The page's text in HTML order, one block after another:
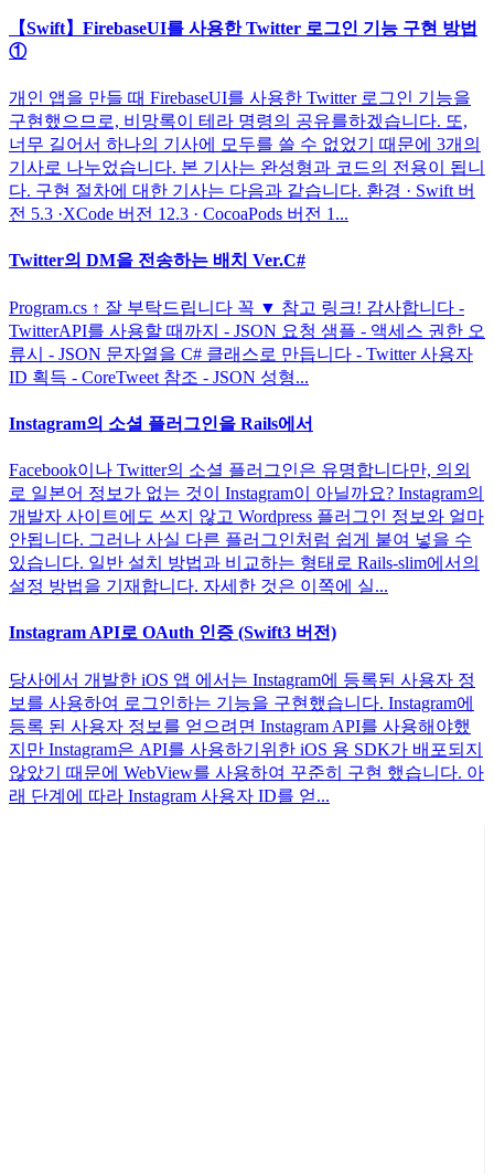
【Swift】FirebaseUI를 사용한 Twitter 로그인 기능 구현 방법
①
개인 앱을 만들 때 FirebaseUI를 사용한 Twitter 로그인 기능을
구현했으므로, 비망록이 테라 명령의 공유를하겠습니다. 또,
너무 길어서 하나의 기사에 모두를 쓸 수 없었기 때문에 3개의
기사로 나누었습니다. 본 기사는 완성형과 코드의 전용이 됩니
다. 구현 절차에 대한 기사는 다음과 같습니다. 환경 · Swift 버
전 5.3 ·XCode 버전 12.3 · CocoaPods 버전 1...
Twitter의 DM을 전송하는 배치 Ver.C#
Program.cs ↑ 잘 부탁드립니다 꼭 ▼ 참고 링크! 감사합니다 -
TwitterAPI를 사용할 때까지 - JSON 요청 샘플 - 액세스 권한 오
류시 - JSON 문자열을 C# 클래스로 만듭니다 - Twitter 사용자
ID 획득 - CoreTweet 참조 - JSON 성형...
Instagram의 소셜 플러그인을 Rails에서
Facebook이나 Twitter의 소셜 플러그인은 유명합니다만, 의외
로 일본어 정보가 없는 것이 Instagram이 아닐까요? Instagram의
개발자 사이트에도 쓰지 않고 Wordpress 플러그인 정보와 얼마
안됩니다. 그러나 사실 다른 플러그인처럼 쉽게 붙여 넣을 수
있습니다. 일반 설치 방법과 비교하는 형태로 Rails-slim에서의
설정 방법을 기재합니다. 자세한 것은 이쪽에 실...
Instagram API로 OAuth 인증 (Swift3 버전)
당사에서 개발한 iOS 앱 에서는 Instagram에 등록된 사용자 정
보를 사용하여 로그인하는 기능을 구현했습니다. Instagram에
등록 된 사용자 정보를 얻으려면 Instagram API를 사용해야했
지만 Instagram은 API를 사용하기위한 iOS 용 SDK가 배포되지
않았기 때문에 WebView를 사용하여 꾸준히 구현 했습니다. 아
래 단계에 따라 Instagram 사용자 ID를 얻...